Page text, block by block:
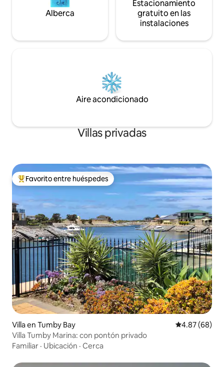
Alberca
Estacionamiento
gratuito en las
instalaciones
Aire acondicionado
Villas privadas
De los mejores en Favorito entre huéspedes
Favorito entre huéspedes
Villa en Tumby Bay Calificación
4.87 (68)
Villa Tumby Marina: con pontón privado
Familiar · Ubicación · Cerca